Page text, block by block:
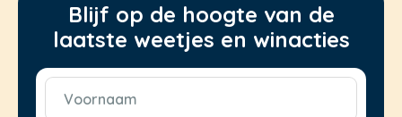
Blijf op de hoogte van de
laatste weetjes en winacties
Voornaam
(Vereist)